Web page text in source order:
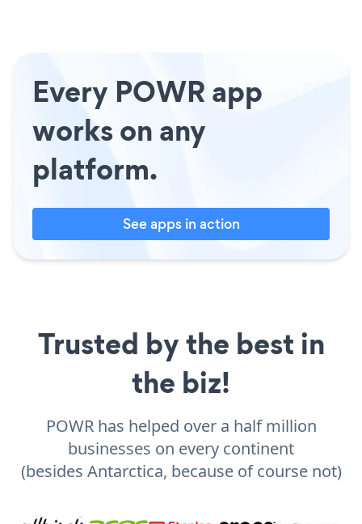
Every POWR app
works on any
platform.
See apps in action
Trusted by the best in
the biz!
POWR has helped over a half million
businesses on every continent
(besides Antarctica, because of course not)